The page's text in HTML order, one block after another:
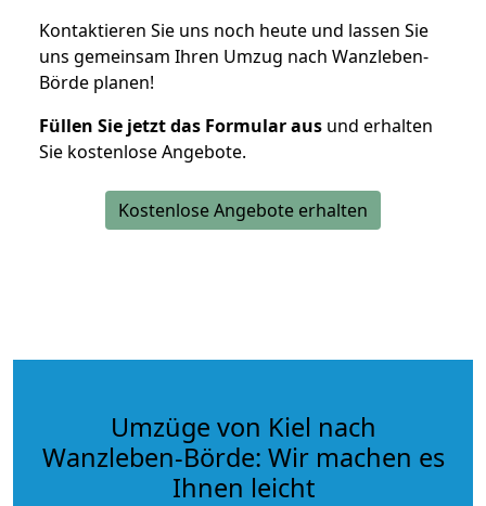
Kontaktieren Sie uns noch heute und lassen Sie
uns gemeinsam Ihren Umzug nach Wanzleben-
Börde planen!
Füllen Sie jetzt das Formular aus und erhalten
Sie kostenlose Angebote.
Kostenlose Angebote erhalten
Umzüge von Kiel nach
Wanzleben-Börde: Wir machen es
Ihnen leicht